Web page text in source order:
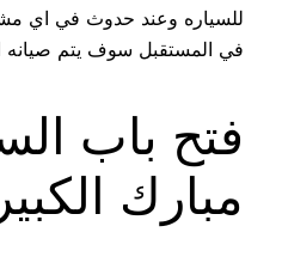
للسياره وعند حدوث في اي
في المستقبل سوف يتم صيانه
فتح باب
مبارك الكبير